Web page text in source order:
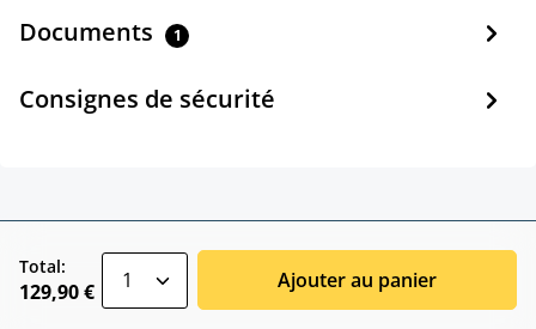
Documents 1
Consignes de sécurité
Total:
129,90 € Ajouter au panier